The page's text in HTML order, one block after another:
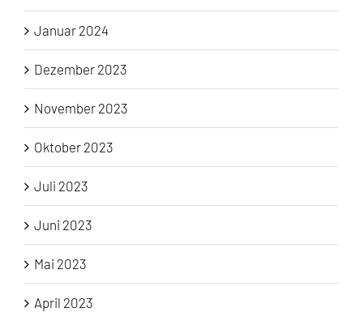
Januar 2024
Dezember 2023
November 2023
Oktober 2023
Juli 2023
Juni 2023
Mai 2023
April 2023